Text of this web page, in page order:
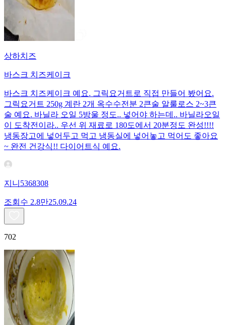
상하치즈
바스크 치즈케이크
바스크 치즈케이크 예요. 그릭요거트로 직접 만들어 봤어요.
그릭요거트 250g 계란 2개 옥수수전분 2큰술 알룰로스 2~3큰
술 예요. 바닐라 오일 5방울 정도.. 넣어야 하는데.. 바닐라오일
이 도착전이라.. 우선 위 재료로 180도에서 20분정도 완성!!!!
냉동장고에 넣어두고 먹고 냉동실에 넣어놓고 먹어도 좋아요
~ 완전 건강식!! 다이어트식 예요.
지니5368308
조회수 2.8만25.09.24
702